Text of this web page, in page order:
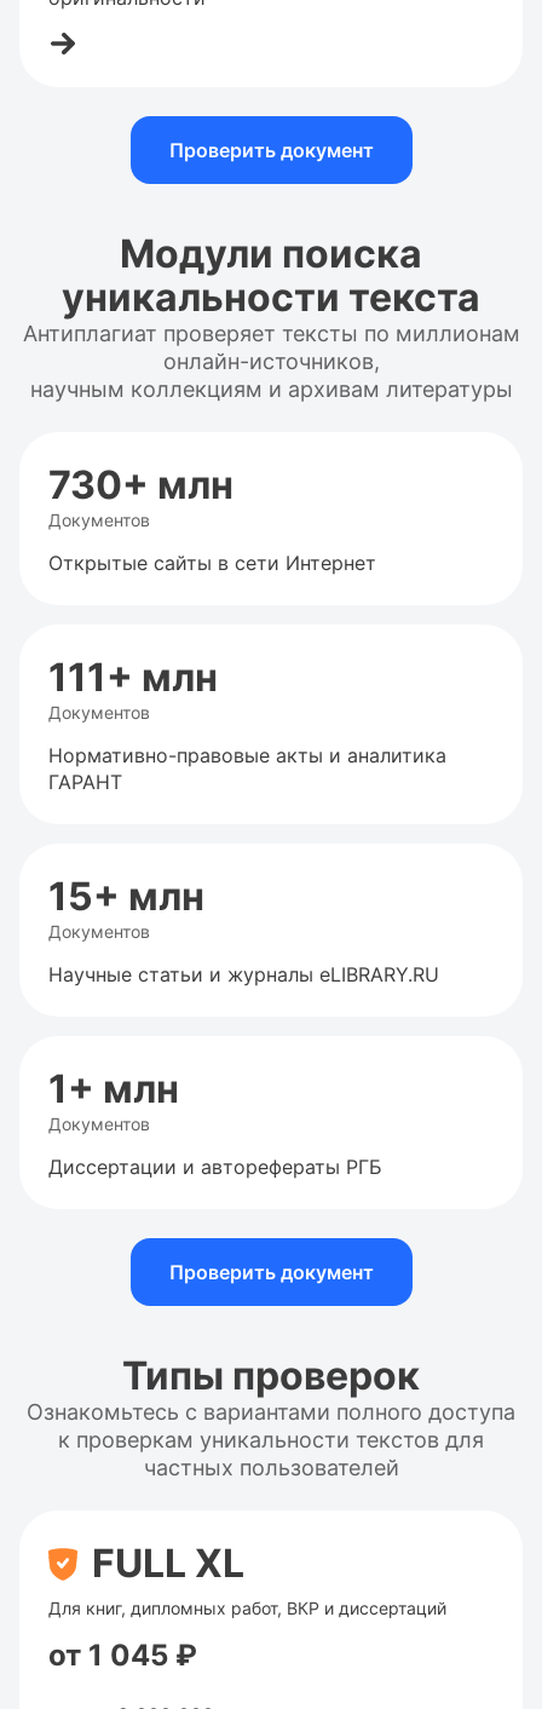
Проверить документ
Модули поиска
уникальности текста
Антиплагиат проверяет тексты по миллионам
онлайн-источников,
научным коллекциям и архивам литературы
730+ млн
Документов
Открытые сайты в сети Интернет
111+ млн
Документов
Нормативно-правовые акты и аналитика
ГАРАНТ
15+ млн
Документов
Научные статьи и журналы eLIBRARY.RU
1+ млн
Документов
Диссертации и авторефераты РГБ
Проверить документ
Типы проверок
Ознакомьтесь с вариантами полного доступа
к проверкам уникальности текстов для
частных пользователей
FULL XL
Для книг, дипломных работ, ВКР и диссертаций
от 1 045 ₽